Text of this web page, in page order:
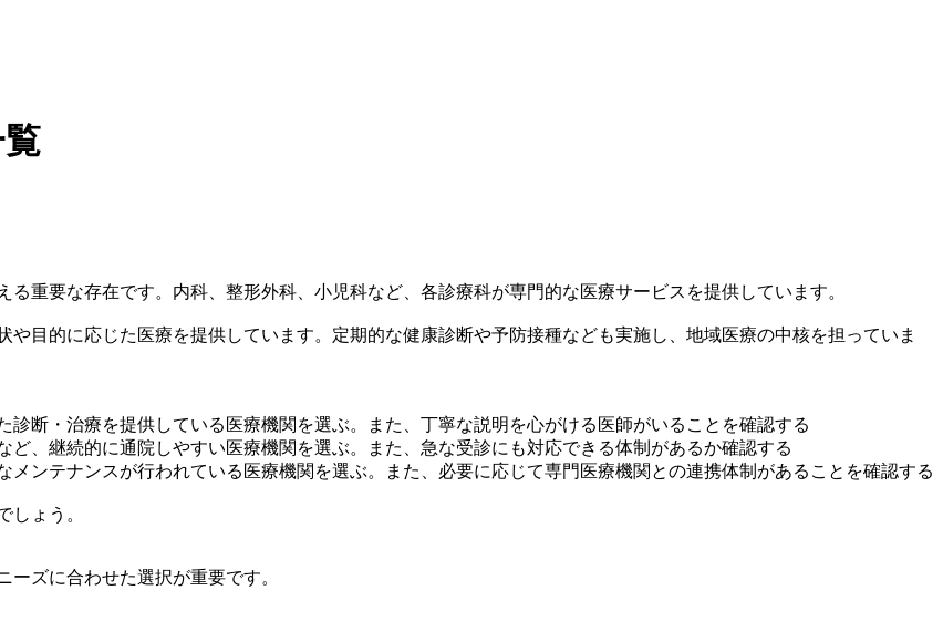
重要な存在です。内科、整形外科、小児科など、各診療科が専門的な医療サービスを提供しています。
目的に応じた医療を提供しています。定期的な健康診断や予防接種なども実施し、地域医療の中核を担っていま
断・治療を提供している医療機関を選ぶ。また、丁寧な説明を心がける医師がいることを確認する
、継続的に通院しやすい医療機関を選ぶ。また、急な受診にも対応できる体制があるか確認する
ンテナンスが行われている医療機関を選ぶ。また、必要に応じて専門医療機関との連携体制があることを確認する
しょう。
ズに合わせた選択が重要です。